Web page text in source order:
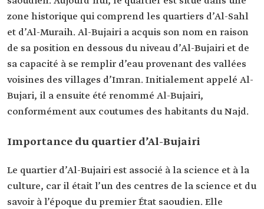
zone historique qui comprend les quartiers d’Al-Sahl
et d’Al-Muraih. Al-Bujairi a acquis son nom en raison
de sa position en dessous du niveau d’Al-Bujairi et de
sa capacité à se remplir d’eau provenant des vallées
voisines des villages d’Imran. Initialement appelé Al-
Bujari, il a ensuite été renommé Al-Bujairi,
conformément aux coutumes des habitants du Najd.
Importance du quartier d’Al-Bujairi
Le quartier d’Al-Bujairi est associé à la science et à la
culture, car il était l’un des centres de la science et du
savoir à l’époque du premier État saoudien. Elle